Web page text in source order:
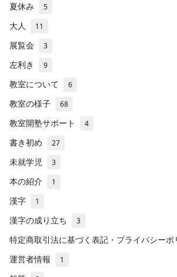
夏休み 5
大人 11
展覧会 3
左利き 9
教室について 6
教室の様子 68
教室開塾サポート 4
書き初め 27
未就学児 3
本の紹介 1
漢字 1
漢字の成り立ち 3
特定商取引法に基づく表記・プライバシーポ
運営者情報 1